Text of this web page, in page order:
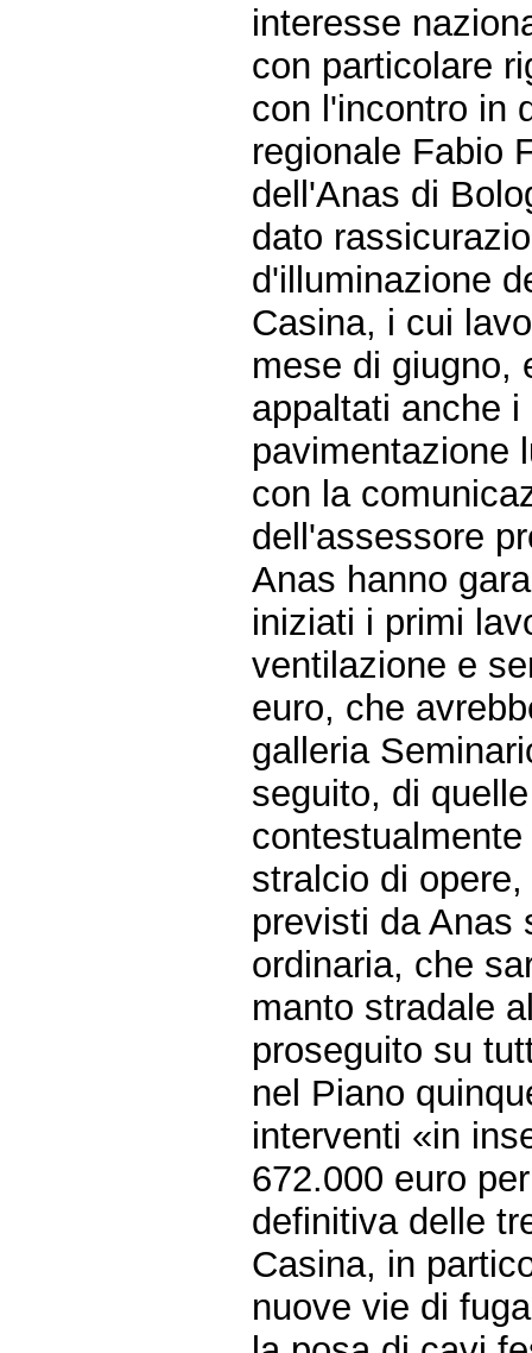
interesse
con particolare
con l'incontro in
regionale Fabio
dell'Anas di
dato
d'illuminazione
Casina, i cui
mese di giugno,
appaltati anche
pavimentazione
con la
dell'assessore
Anas hanno
iniziati i primi
ventilazione e
euro, che
galleria
seguito, di
stralcio di
previsti da Anas
ordinaria, che
manto stradale
proseguito su
nel Piano
interventi «in
672.000 euro
definitiva delle
Casina, in
nuove vie di